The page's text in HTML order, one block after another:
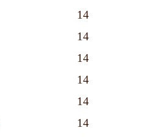
14
14
14
14
14
14